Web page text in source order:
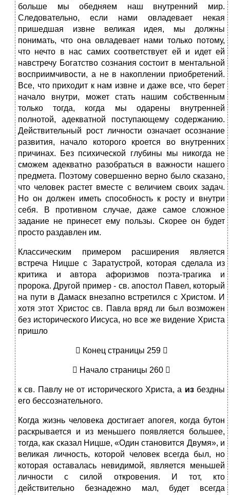
больше мы обедняем наш внутренний мир.
Следовательно, если нами овладевает некая
пришедшая извне великая идея, мы должны
понимать, что она овладевает нами только потому,
что нечто в нас самих соответствует ей и идет ей
навстречу Богатство сознания состоит в ментальной
восприимчивости, а не в накоплении приобретений.
Все, что приходит к нам извне и даже все, что берет
начало внутри, может стать нашим собственным
только тогда, когда мы одарены внутренней
полнотой, адекватной поступающему содержанию.
Действительный рост личности означает осознание
развития, начало которого кроется во внутренних
причинах. Без психической глубины мы никогда не
сможем адекватно разобраться в важности нашего
предмета. Поэтому совершенно верно было сказано,
что человек растет вместе с величием своих задач.
Но он должен иметь способность к росту и внутри
себя. В противном случае, даже самое сложное
задание не принесет ему пользы. Скорее он будет
просто раздавлен им.
Классическим примером расширения является
встреча Ницше с Заратустрой, которая сделала из
критика и автора афоризмов поэта-трагика и
пророка. Другой пример - св. апостол Павел, который
на пути в Дамаск внезапно встретился с Христом. И
хотя этот Христос св. Павла вряд ли был возможен
без исторического Иисуса, но все же видение Христа
пришло
 Конец страницы 259 
 Начало страницы 260 
к св. Павлу не от исторического Христа, а из бездны
его бессознательного.
Когда жизнь человека достигает апогея, когда бутон
раскрывается и из меньшего появляется большее,
тогда, как сказал Ницше, «Один становится Двумя», и
великая личность, которой человек всегда был, но
которая оставалась невидимой, является меньшей
личности с силой откровения. И тот, кто
действительно безнадежно мал, будет всегда